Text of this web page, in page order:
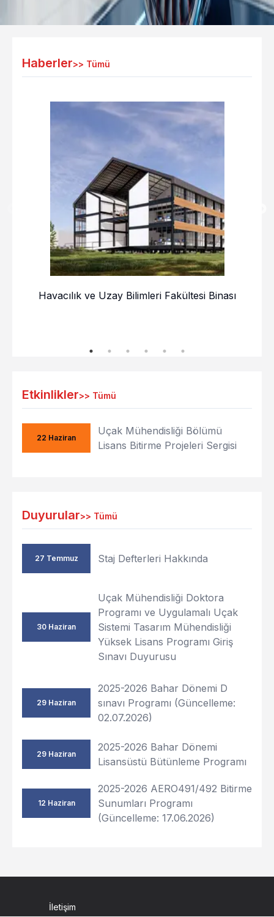
Haberler>> Tümü
Havacılık ve Uzay Bilimleri Fakültesi Binası
Etkinlikler>> Tümü
22 Haziran
Uçak Mühendisliği Bölümü
Lisans Bitirme Projeleri Sergisi
Duyurular>> Tümü
27 Temmuz Staj Defterleri Hakkında
30 Haziran
Uçak Mühendisliği Doktora
Programı ve Uygulamalı Uçak
Sistemi Tasarım Mühendisliği
Yüksek Lisans Programı Giriş
Sınavı Duyurusu
29 Haziran
2025-2026 Bahar Dönemi D
sınavı Programı (Güncelleme:
02.07.2026)
29 Haziran
2025-2026 Bahar Dönemi
Lisansüstü Bütünleme Programı
12 Haziran
2025-2026 AERO491/492 Bitirme
Sunumları Programı
(Güncelleme: 17.06.2026)
İletişim